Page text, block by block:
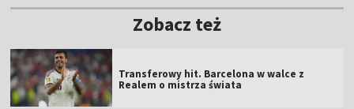
Zobacz też
Transferowy hit. Barcelona w walce z
Realem o mistrza świata